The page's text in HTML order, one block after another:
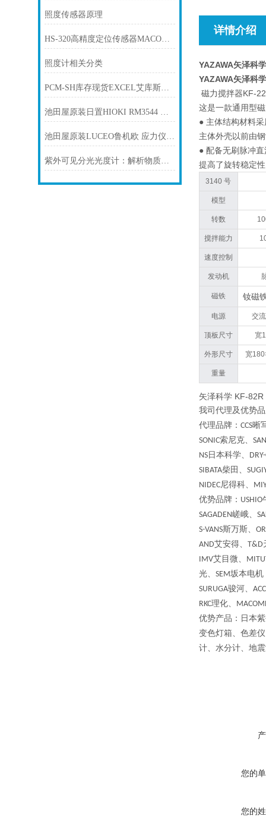
照度传感器原理
HS-320高精度定位传感器MACOME码控美
照度计相关分类
PCM-SH库存现货EXCEL艾库斯压缩机听音机
池田屋原装日置HIOKI RM3544 电阻计产品介绍技术参数
池田屋原装LUCEO鲁机欧 应力仪 LEM-9001LE产品介绍技术参数
紫外可见分光光度计：解析物质世界的色彩密码
详情介绍
YAZAWA矢泽科
YAZAWA矢泽科
磁力搅拌器KF-
这是一款通用型
● 主体结构材料
主体外壳以前由
● 配备无刷脉冲
提高了旋转稳定
3140 号
模型
转数
搅拌能力
速度控制
发动机
磁铁 钕磁
电源 交
顶板尺寸 宽
外形尺寸 宽
重量
矢泽科学 KF-
我司代理及优势
代理品牌： CCS晰
SONIC索尼克、
NS日本科学、
SIBATA柴田、
NIDEC尼得科、
优势品牌： USHIO
SAGADEN嵯峨、
S-VANS斯万斯、
AND艾安得、 T&D
IMV艾目微、
光、 SEM坂本电机
SURUGA骏河、
RKC理化、
优势产品：日本
变色灯箱、色差
计、水分计、地
您的
您的